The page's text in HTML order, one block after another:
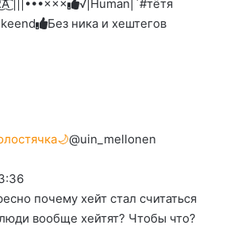
|||•••×××
√|Human|`#тётя
Без ника и хештегов
@uin_mellonen
почему хейт стал считаться
вообще хейтят? Чтобы что?